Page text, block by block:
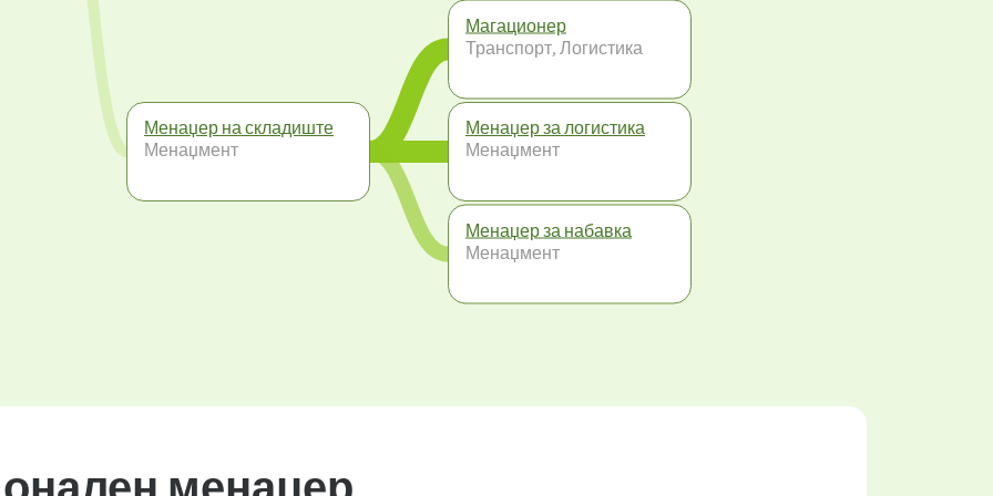
Менаџер на складиште
Менаџмент
Магационер
Транспорт, Логистика
Менаџер за логистика
Менаџмент
Менаџер за набавка
Менаџмент